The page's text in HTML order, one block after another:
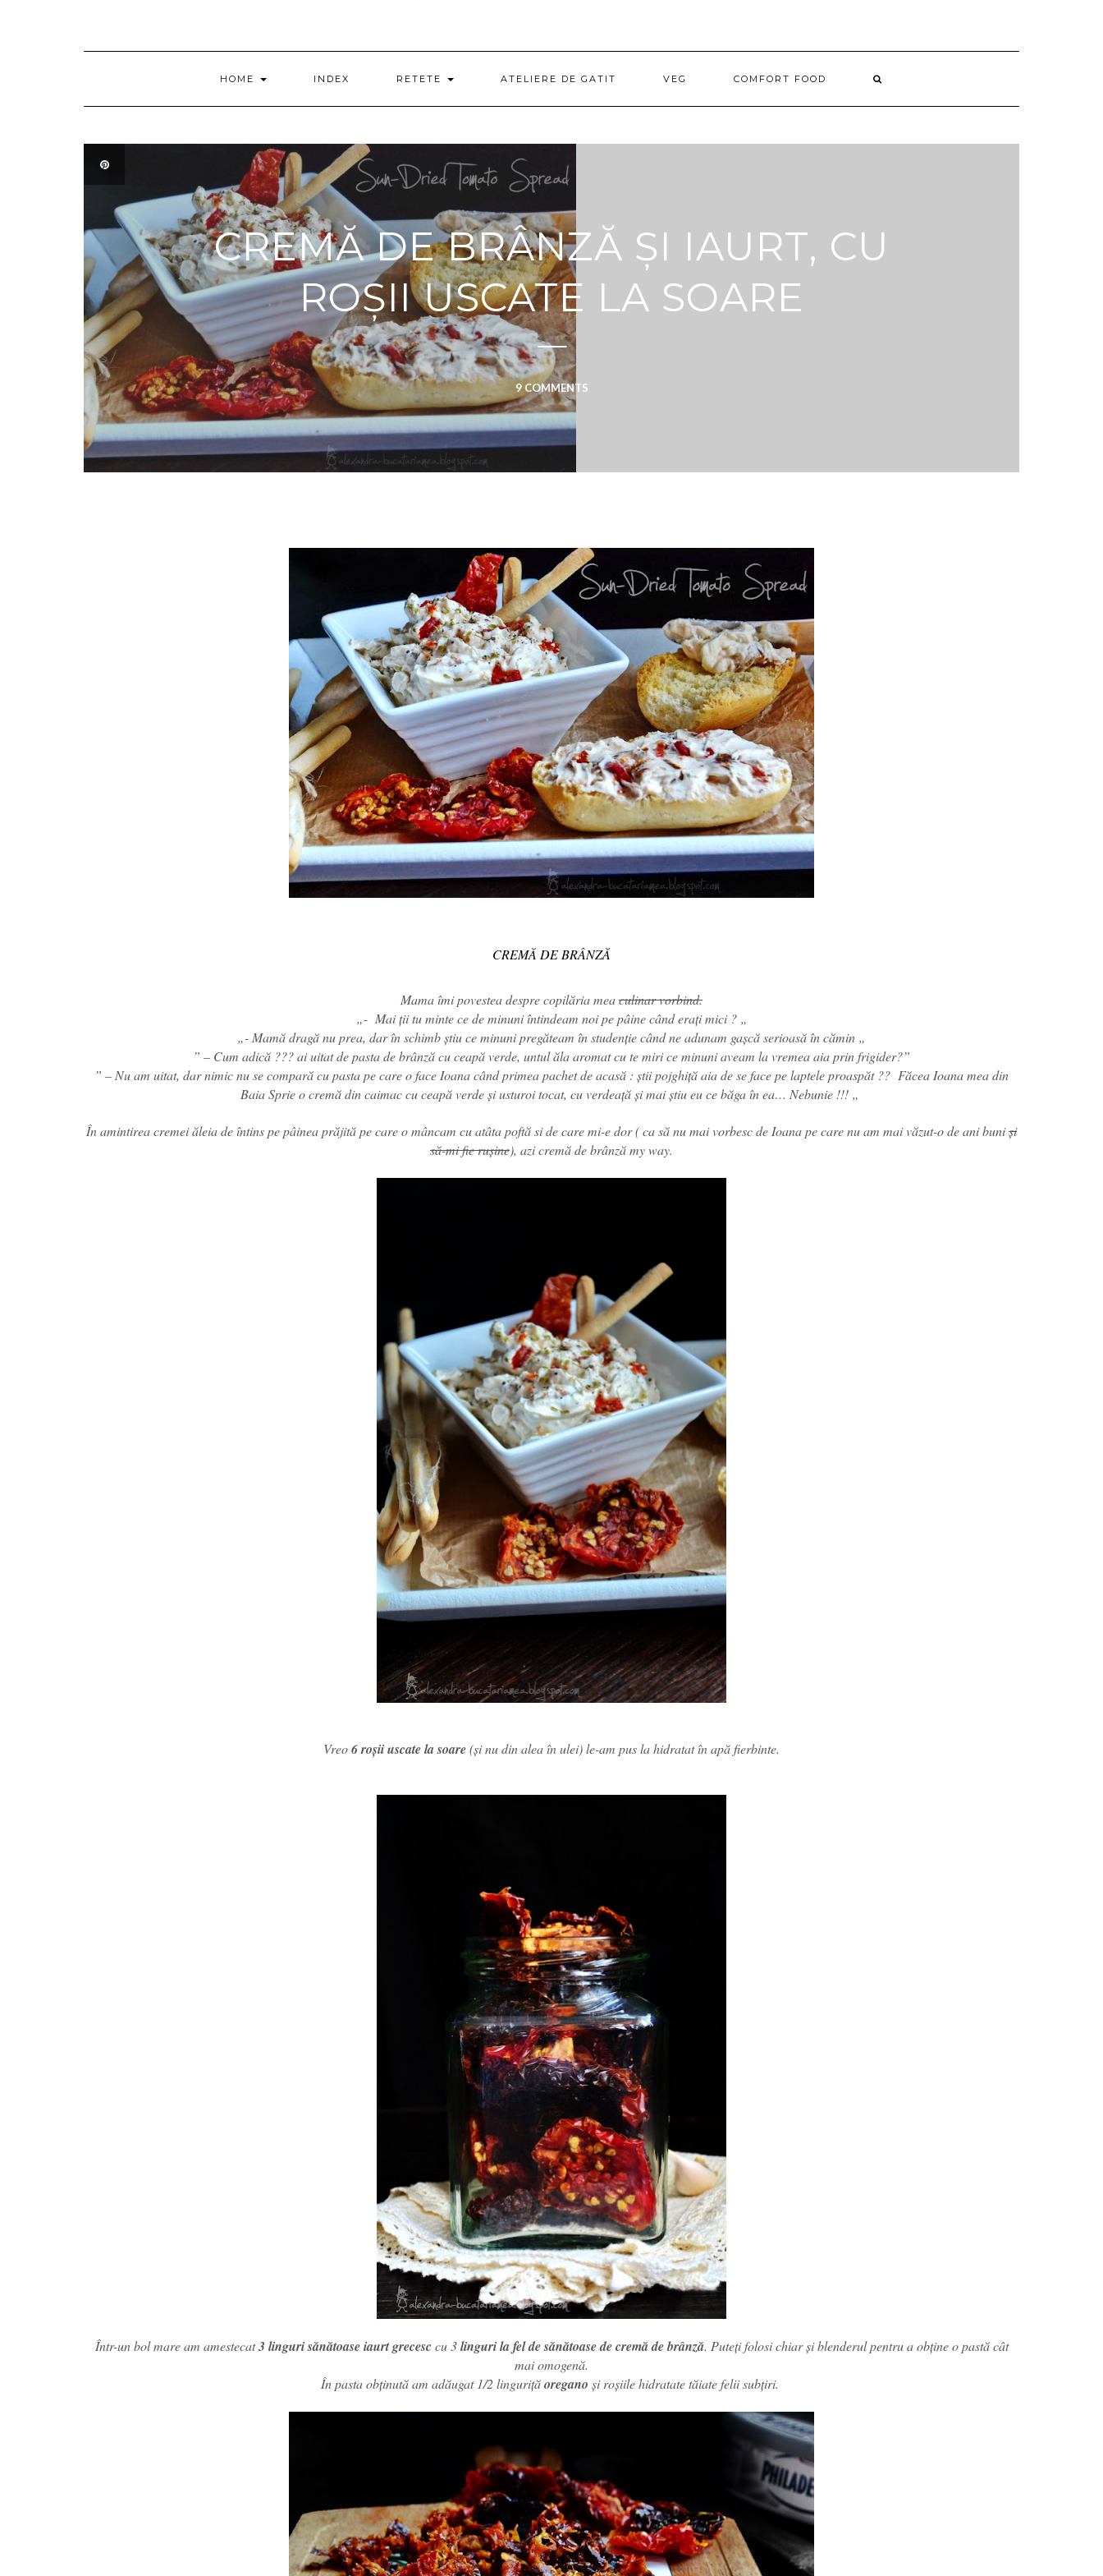
HOME INDEX RETETE ATELIERE DE GATIT VEG COMFORT FOOD
CREMĂ DE BRÂNZĂ ȘI IAURT, CU
ROȘII USCATE LA SOARE
9 COMMENTS
CREMĂ DE BRÂNZĂ
Mama îmi povestea despre copilăria meaculinar vorbind.
„- Mai ţii tu minte ce de minuni întindeam noi pe pâine când erați mici ? „
„- Mamă dragă nu prea, dar în schimb știu ce minuni pregăteam în studenție când ne adunam gașcă serioasă în cămin „
” – Cum adică ??? ai uitat de pasta de brânză cu ceapă verde, untul ăla aromat cu te miri ce minuni aveam la vremea aia prin frigider?”
” – Nu am uitat, dar nimic nu se compară cu pasta pe care o face Ioana când primea pachet de acasă : știi pojghiță aia de se face pe laptele proaspăt ?? Făcea Ioana mea din
Baia Sprie o cremă din caimac cu ceapă verde și usturoi tocat, cu verdeață și mai știu eu ce băga în ea… Nebunie !!! „
În amintirea cremei ăleia de întins pe pâinea prăjită pe care o mâncam cu atâta poftă si de care mi-e dor ( ca să nu mai vorbesc de Ioana pe care nu am mai văzut-o de ani buniși
să-mi fie rușine), azi cremă de brânză my way.
Vreo6 roșii uscate la soare(și nu din alea în ulei) le-am pus la hidratat în apă fierbinte.
Într-un bol mare am amestecat3 linguri sănătoase iaurt grecesccu 3linguri la fel de sănătoase de cremă de brânză. Puteți folosi chiar și blenderul pentru a obține o pastă cât
mai omogenă.
În pasta obținută am adăugat 1/2 lingurițăoregano și roșiile hidratate tăiate felii subțiri.